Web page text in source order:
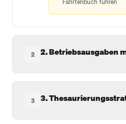
Fahrtenbuch führen
2 2. Betriebsausgaben
3 3.